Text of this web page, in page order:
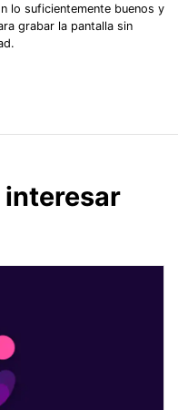
lo suficientemente buenos y
grabar la pantalla sin
interesar